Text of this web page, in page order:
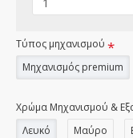
Τύπος μηχανισμού
Μηχανισμός premium
Χρώμα Μηχανισμού &
Λευκό
Μαύρο